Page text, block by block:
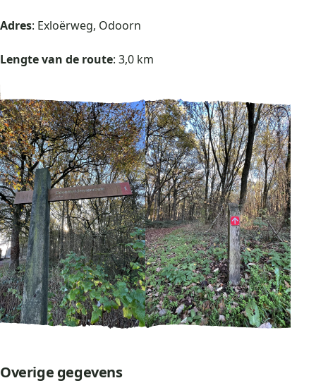
Adres: Exloërweg, Odoorn
Lengte van de route: 3,0 km
Overige gegevens